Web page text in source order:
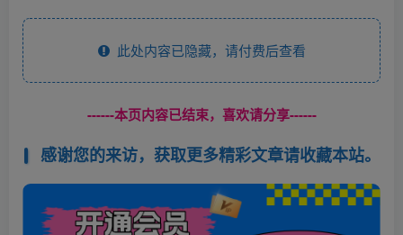
此处内容已隐藏，请付费后查看
------本页内容已结束，喜欢请分享------
感谢您的来访，获取更多精彩文章请收藏本站。